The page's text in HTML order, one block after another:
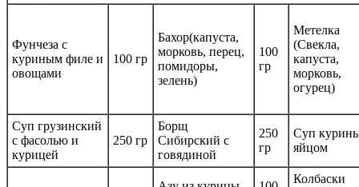
Фунчеза с
куриным филе и
овощами
100 гр
Бахор(капуста,
морковь, перец,
помидоры,
зелень)
100
гр
Метелка
(Свекла,
капуста,
морковь,
огурец)
Суп грузинский
с фасолью и
курицей
250 гр
Борщ
Сибирский с
говядиной
250
гр
Суп
яйцом
Колбаски